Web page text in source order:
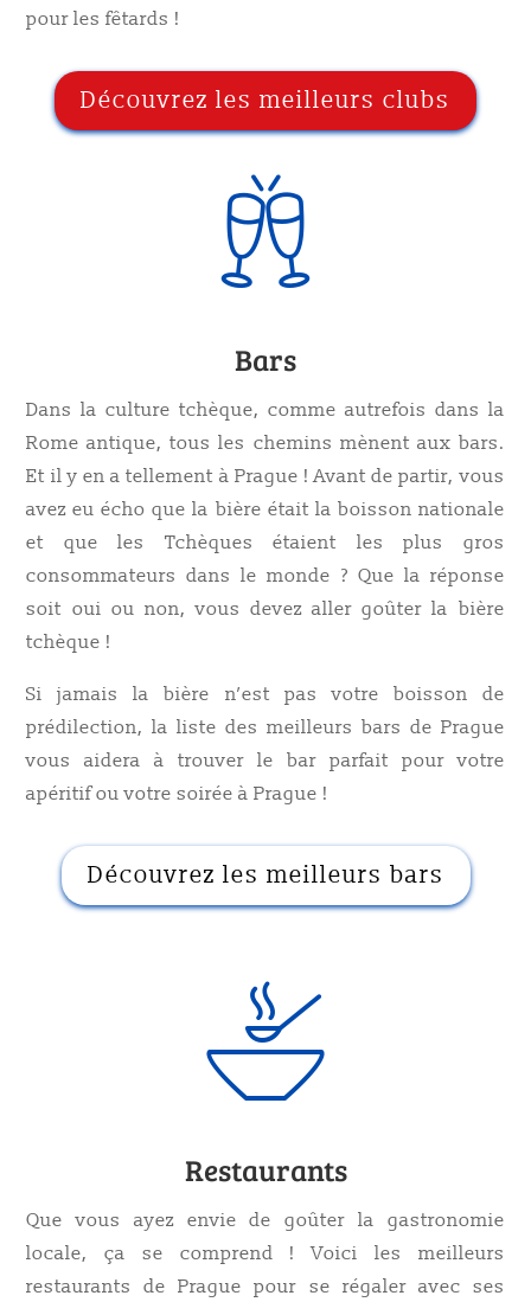
Restaurants
Que vous ayez envie de goûter la gastronomie
locale, ça se comprend ! Voici les meilleurs
restaurants de Prague pour se régaler avec ses
Bars
Dans la culture tchèque, comme autrefois dans la
Rome antique, tous les chemins mènent aux bars.
Et il y en a tellement à Prague ! Avant de partir, vous
avez eu écho que la bière était la boisson nationale
et que les Tchèques étaient les plus gros
consommateurs dans le monde ? Que la réponse
soit oui ou non, vous devez aller goûter la bière
tchèque !
Si jamais la bière n’est pas votre boisson de
prédilection, la liste des meilleurs bars de Prague
vous aidera à trouver le bar parfait pour votre
apéritif ou votre soirée à Prague !
Découvrez les meilleurs bars
pour les fêtards !
Découvrez les meilleurs clubs